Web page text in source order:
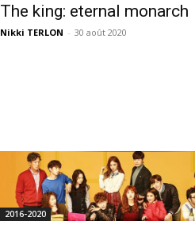
The king: eternal monarch
Nikki TERLON - 30 août 2020
2016-2020